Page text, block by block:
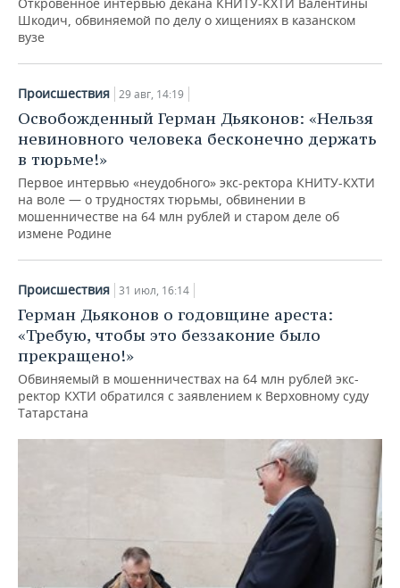
Шкодич, обвиняемой по делу о хищениях в казанском
вузе
Происшествия 29 авг, 14:19
Освобожденный Герман Дьяконов: «Нельзя
невиновного человека бесконечно держать
в тюрьме!»
Первое интервью «неудобного» экс-ректора КНИТУ-КХТИ
на воле — о трудностях тюрьмы, обвинении в
мошенничестве на 64 млн рублей и старом деле об
измене Родине
Происшествия 31 июл, 16:14
Герман Дьяконов о годовщине ареста:
«Требую, чтобы это беззаконие было
прекращено!»
Обвиняемый в мошенничествах на 64 млн рублей экс-
ректор КХТИ обратился с заявлением к Верховному суду
Татарстана